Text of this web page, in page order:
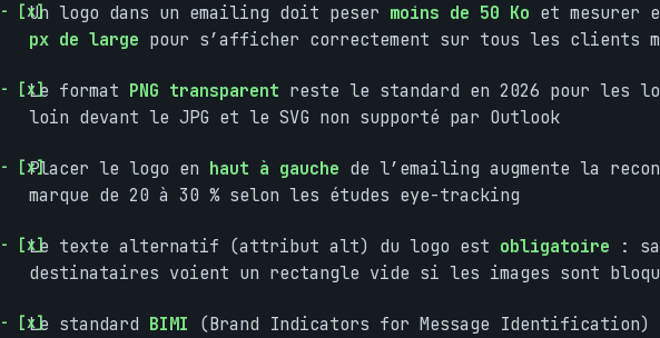
Un logo dans un emailing doit peser moins de 50 Ko et mesurer
px de large pour s’afficher correctement sur tous les clients
Le format PNG transparent reste le standard en 2026 pour les
loin devant le JPG et le SVG non supporté par Outlook
Placer le logo en haut à gauche de l’emailing augmente la
marque de 20 à 30 % selon les études eye-tracking
Le texte alternatif (attribut alt) du logo est obligatoire :
destinataires voient un rectangle vide si les images sont
Le standard BIMI (Brand Indicators for Message Identification)